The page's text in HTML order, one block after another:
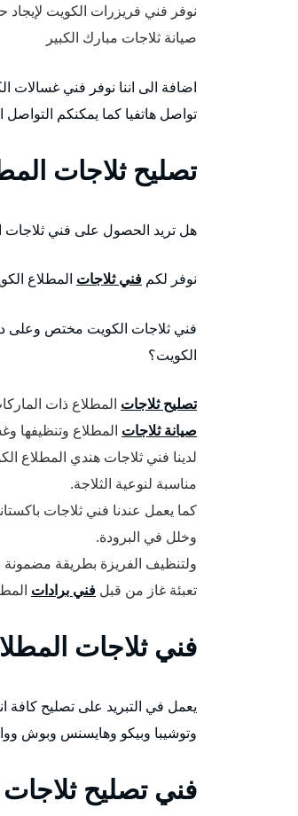
نوفر فني فريزرات الكويت لإيجاد
صيانة ثلاجات مبارك الكبير
تواصل هاتفيا كما يمكنكم التواصل
تصليح ثلاجات
هل تريد الحصول على فني
نوفر لكم فني ثلاجات المطلاع
فني ثلاجات الكويت مختص وعلى
الكويت؟
تصليح ثلاجات المطلاع ذات
صيانة ثلاجات المطلاع وتنظيفها
لدينا فني ثلاجات هندي المطلاع
مناسبة لنوعية الثلاجة.
كما يعمل عندنا فني ثلاجات
وخلل في البرودة.
ولتنظيف الفريزة بطريقة
تعبئة غاز من قبل فني برادات
فني ثلاجات
يعمل في التبريد على تصليح كافة
وتوشيبا وبيكو وهايسنس وبوش
فني تصليح